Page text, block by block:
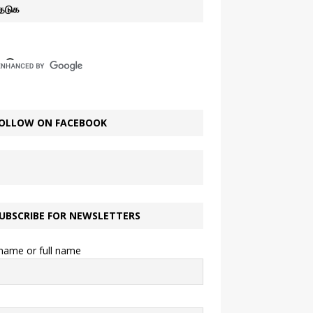
ON FACEBOOK
FOR NEWSLETTERS
or full name